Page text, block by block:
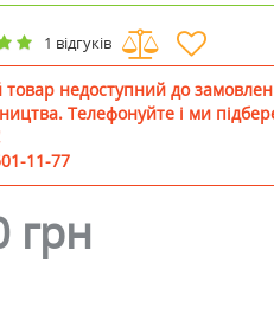
1 відгуків
недоступний до
Телефонуйте і ми
11-77
грн